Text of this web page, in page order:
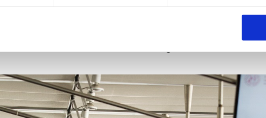
GLI EVENTI B2B: QUALE